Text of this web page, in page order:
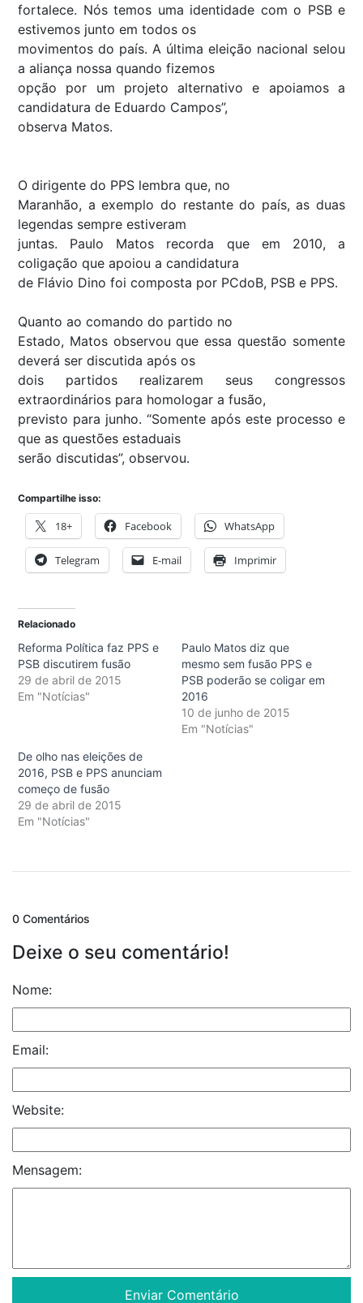
fortalece. Nós temos uma identidade com o PSB e
estivemos junto em todos os
movimentos do país. A última eleição nacional selou
a aliança nossa quando fizemos
opção por um projeto alternativo e apoiamos a
candidatura de Eduardo Campos”,
observa Matos.
O dirigente do PPS lembra que, no
Maranhão, a exemplo do restante do país, as duas
legendas sempre estiveram
juntas. Paulo Matos recorda que em 2010, a
coligação que apoiou a candidatura
de Flávio Dino foi composta por PCdoB, PSB e PPS.
Quanto ao comando do partido no
Estado, Matos observou que essa questão somente
deverá ser discutida após os
dois partidos realizarem seus congressos
extraordinários para homologar a fusão,
previsto para junho. “Somente após este processo e
que as questões estaduais
serão discutidas”, observou.
Compartilhe isso:
18+ Facebook WhatsApp
Telegram E-mail Imprimir
Relacionado
Reforma Política faz PPS e
PSB discutirem fusão
29 de abril de 2015
Em "Notícias"
Paulo Matos diz que
mesmo sem fusão PPS e
PSB poderão se coligar em
2016
10 de junho de 2015
Em "Notícias"
De olho nas eleições de
2016, PSB e PPS anunciam
começo de fusão
29 de abril de 2015
Em "Notícias"
0 Comentários
Deixe o seu comentário!
Nome:
Email:
Website:
Mensagem: